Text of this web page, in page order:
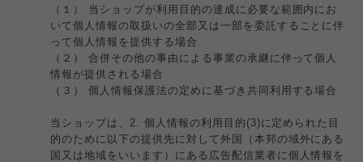
（１） 当ショップが利用目的の達成に必要な範囲内にお
いて個人情報の取扱いの全部又は一部を委託することに伴
って個人情報を提供する場合
（２） 合併その他の事由による事業の承継に伴って個人
情報が提供される場合
（３） 個人情報保護法の定めに基づき共同利用する場合
当ショップは、2. 個人情報の利用目的(3)に定められた目
的のために以下の提供先に対して外国（本邦の域外にある
国又は地域をいいます）にある広告配信業者に個人情報を